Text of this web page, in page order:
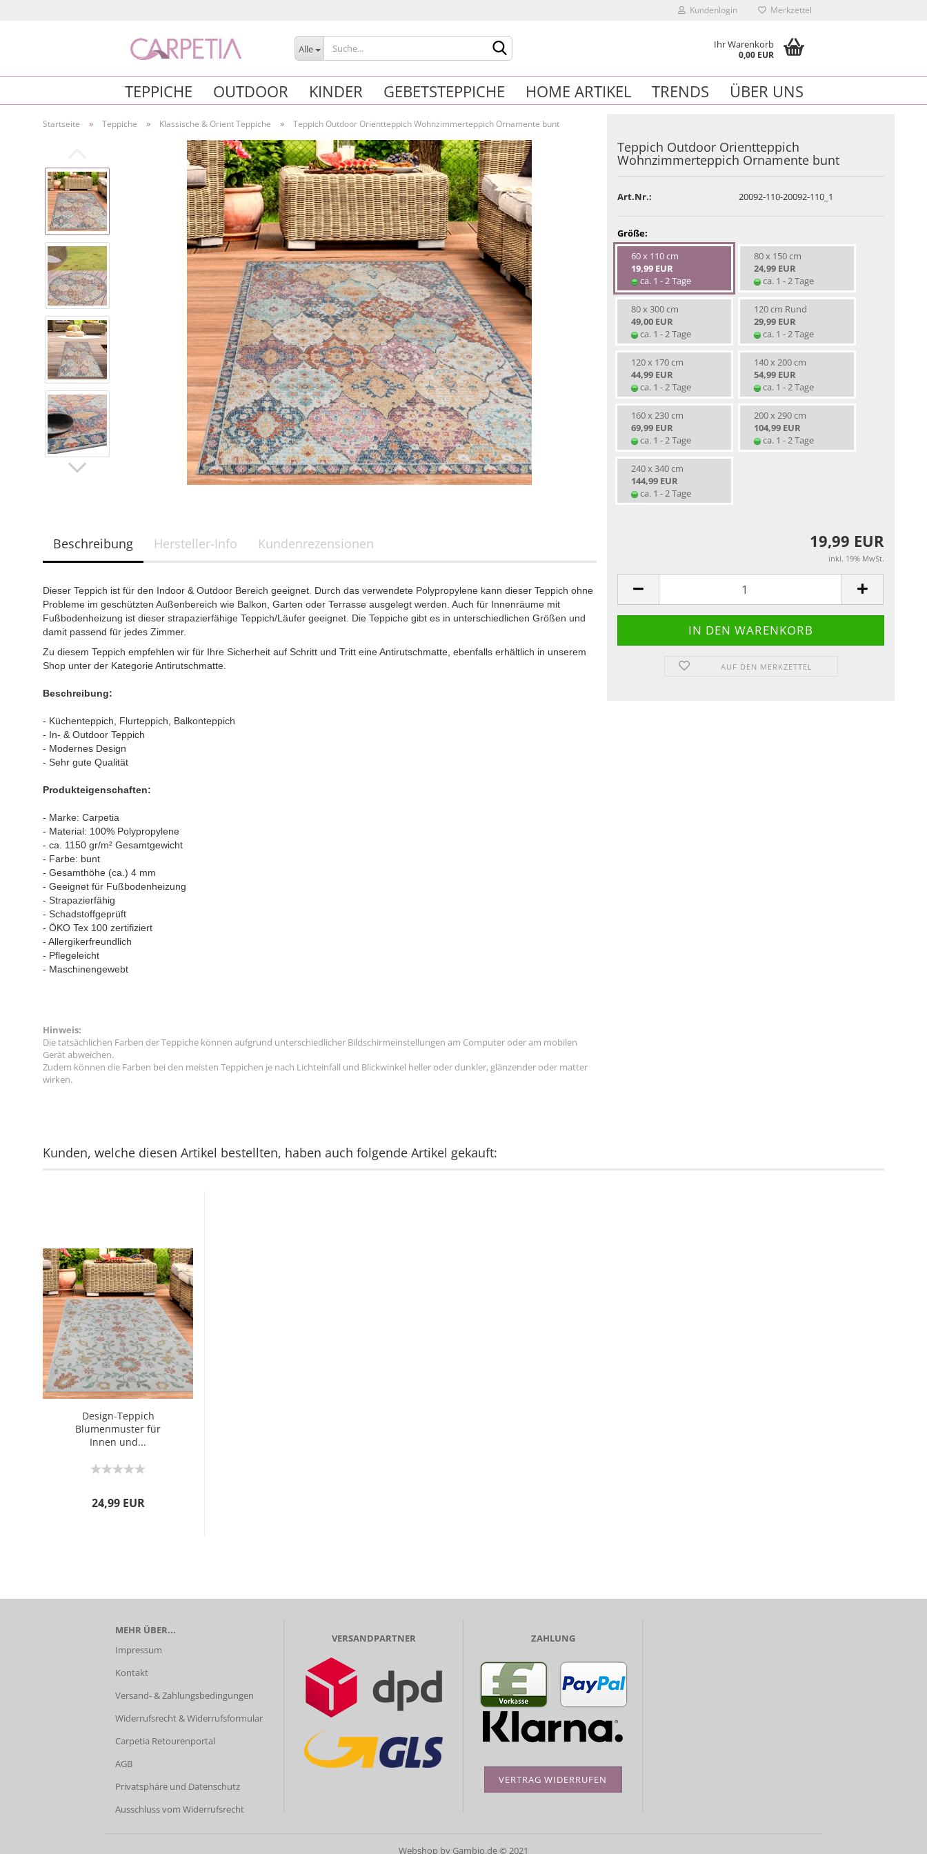
Kundenlogin
Konto erstellen
Passwort vergessen?
Merkzettel
Alle Ihr Warenkorb
0,00 EUR
TEPPICHE OUTDOOR KINDER GEBETSTEPPICHE HOME ARTIKEL TRENDS ÜBER UNS
Startseite » Teppiche » Klassische & Orient Teppiche » Teppich Outdoor Orientteppich Wohnzimmerteppich Ornamente bunt
Teppich Outdoor Orientteppich
Wohnzimmerteppich Ornamente bunt
Art.Nr.: 20092-110-20092-110_1
Größe:
60 x 110 cm
19,99 EUR
ca. 1 - 2 Tage
80 x 150 cm
24,99 EUR
ca. 1 - 2 Tage
80 x 300 cm
49,00 EUR
ca. 1 - 2 Tage
120 cm Rund
29,99 EUR
ca. 1 - 2 Tage
120 x 170 cm
44,99 EUR
ca. 1 - 2 Tage
140 x 200 cm
54,99 EUR
ca. 1 - 2 Tage
160 x 230 cm
69,99 EUR
ca. 1 - 2 Tage
200 x 290 cm
104,99 EUR
ca. 1 - 2 Tage
240 x 340 cm
144,99 EUR
ca. 1 - 2 Tage
19,99 EUR
inkl. 19% MwSt.
AUF DEN MERKZETTEL
Beschreibung Hersteller-Info Kundenrezensionen
Dieser Teppich ist für den Indoor & Outdoor Bereich geeignet. Durch das verwendete Polypropylene kann dieser Teppich ohne
Probleme im geschützten Außenbereich wie Balkon, Garten oder Terrasse ausgelegt werden. Auch für Innenräume mit
Fußbodenheizung ist dieser strapazierfähige Teppich/Läufer geeignet. Die Teppiche gibt es in unterschiedlichen Größen und
damit passend für jedes Zimmer.
Zu diesem Teppich empfehlen wir für Ihre Sicherheit auf Schritt und Tritt eine Antirutschmatte, ebenfalls erhältlich in unserem
Shop unter der Kategorie Antirutschmatte.
Beschreibung:
- Küchenteppich, Flurteppich, Balkonteppich
- In- & Outdoor Teppich
- Modernes Design
- Sehr gute Qualität
Produkteigenschaften:
- Marke: Carpetia
- Material: 100% Polypropylene
- ca. 1150 gr/m² Gesamtgewicht
- Farbe: bunt
- Gesamthöhe (ca.) 4 mm
- Geeignet für Fußbodenheizung
- Strapazierfähig
- Schadstoffgeprüft
- ÖKO Tex 100 zertifiziert
- Allergikerfreundlich
- Pflegeleicht
- Maschinengewebt
Hinweis:
Die tatsächlichen Farben der Teppiche können aufgrund unterschiedlicher Bildschirmeinstellungen am Computer oder am mobilen
Gerät abweichen.
Zudem können die Farben bei den meisten Teppichen je nach Lichteinfall und Blickwinkel heller oder dunkler, glänzender oder matter
wirken.
Kunden, welche diesen Artikel bestellten, haben auch folgende Artikel gekauft:
Design-Teppich
Blumenmuster für
Innen und...
24,99 EUR
MEHR ÜBER...
Impressum
Kontakt
Versand- & Zahlungsbedingungen
Widerrufsrecht & Widerrufsformular
Carpetia Retourenportal
AGB
Privatsphäre und Datenschutz
Ausschluss vom Widerrufsrecht
VERSANDPARTNER ZAHLUNG
VERTRAG WIDERRUFEN
Webshop by Gambio.de © 2021